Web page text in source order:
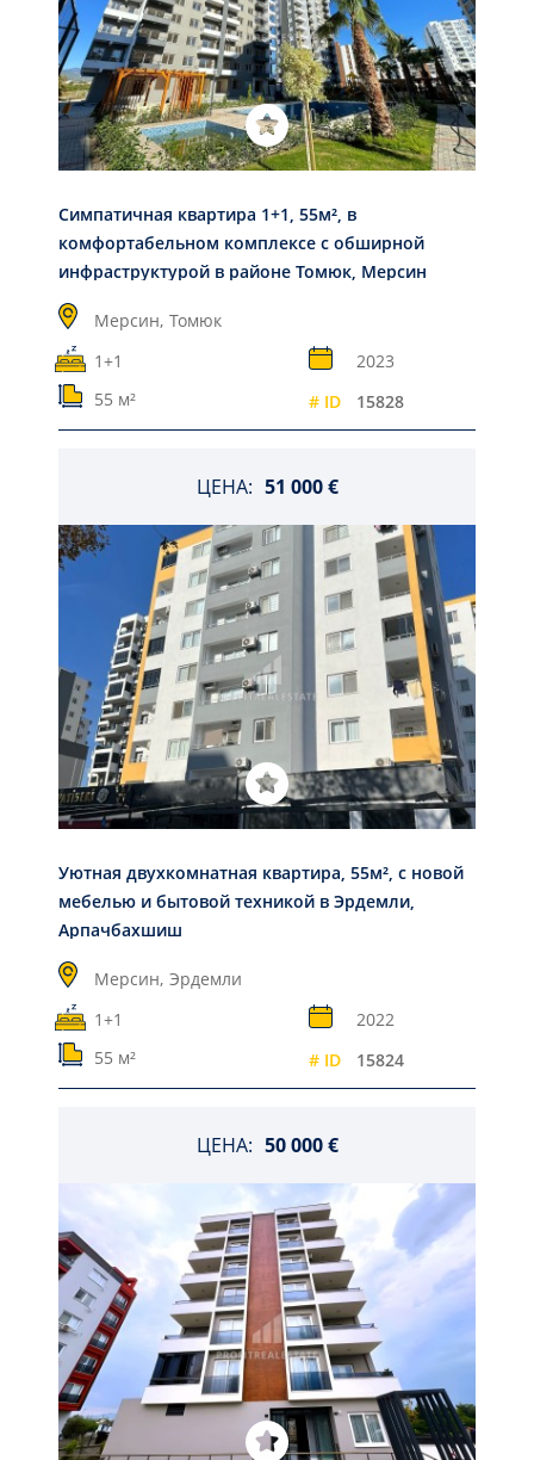
Симпатичная квартира 1+1, 55м², в
комфортабельном комплексе с обширной
инфраструктурой в районе Томюк, Мерсин
Мерсин, Томюк
1+1
2023
55 м²
# ID 15828
ЦЕНА: 51 000 €
Уютная двухкомнатная квартира, 55м², с новой
мебелью и бытовой техникой в Эрдемли,
Арпачбахшиш
Мерсин, Эрдемли
1+1
2022
55 м²
# ID 15824
ЦЕНА: 50 000 €